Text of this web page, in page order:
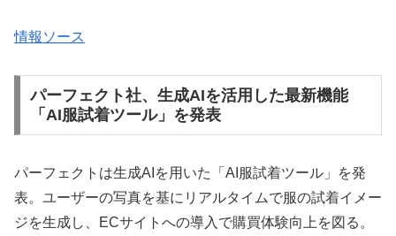
情報ソース
パーフェクト社、生成AIを活用した最新機能
「AI服試着ツール」を発表
パーフェクトは生成AIを用いた「AI服試着ツール」を発
表。ユーザーの写真を基にリアルタイムで服の試着イメー
ジを生成し、ECサイトへの導入で購買体験向上を図る。